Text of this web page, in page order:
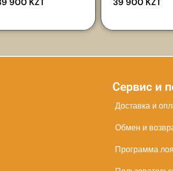
Сервис и
Доставка и
Обмен и
Программа